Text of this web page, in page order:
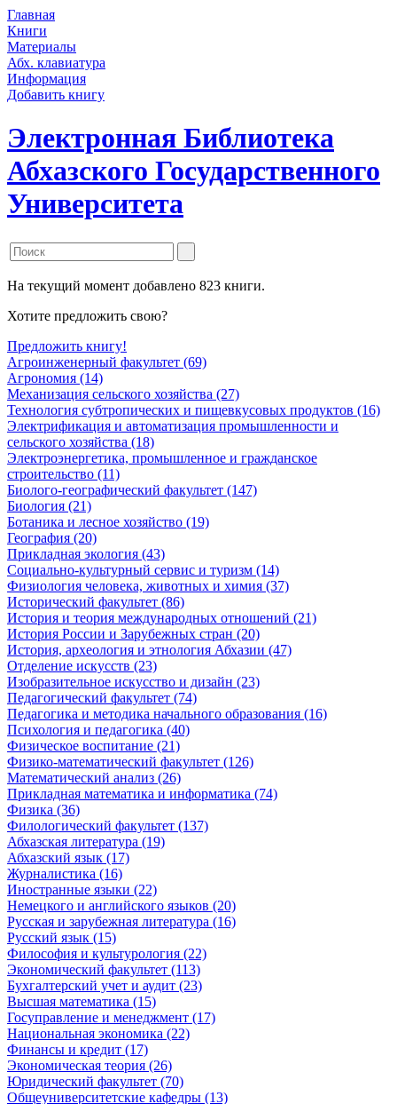
Главная
Книги
Материалы
Абх. клавиатура
Информация
Добавить книгу
Электронная Библиотека
Абхазского Государственного
Университета
На текущий момент добавлено 823 книги.
Хотите предложить свою?
Предложить книгу!
Агроинженерный факультет (69)
Агрономия (14)
Механизация сельского хозяйства (27)
Технология субтропических и пищевкусовых продуктов (16)
Электрификация и автоматизация промышленности и
сельского хозяйства (18)
Электроэнергетика, промышленное и гражданское
строительство (11)
Биолого-географический факультет (147)
Биология (21)
Ботаника и лесное хозяйство (19)
География (20)
Прикладная экология (43)
Социально-культурный сервис и туризм (14)
Физиология человека, животных и химия (37)
Исторический факультет (86)
История и теория международных отношений (21)
История России и Зарубежных стран (20)
История, археология и этнология Абхазии (47)
Отделение искусств (23)
Изобразительное искусство и дизайн (23)
Педагогический факультет (74)
Педагогика и методика начального образования (16)
Психология и педагогика (40)
Физическое воспитание (21)
Физико-математический факультет (126)
Математический анализ (26)
Прикладная математика и информатика (74)
Физика (36)
Филологический факультет (137)
Абхазская литература (19)
Абхазский язык (17)
Журналистика (16)
Иностранные языки (22)
Немецкого и английского языков (20)
Русская и зарубежная литература (16)
Русский язык (15)
Философия и культурология (22)
Экономический факультет (113)
Бухгалтерский учет и аудит (23)
Высшая математика (15)
Госуправление и менеджмент (17)
Национальная экономика (22)
Финансы и кредит (17)
Экономическая теория (26)
Юридический факультет (70)
Общеуниверситетские кафедры (13)